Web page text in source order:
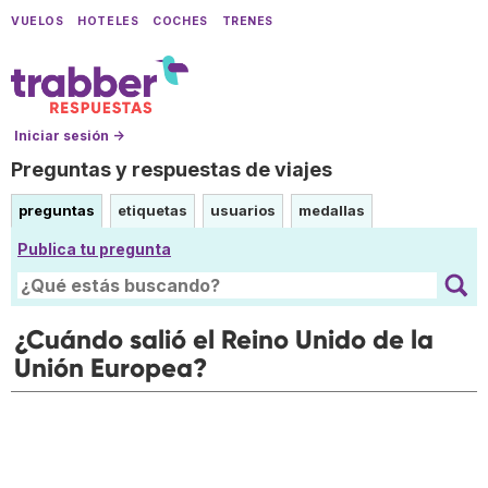
VUELOS HOTELES COCHES TRENES
Iniciar sesión →
Preguntas y respuestas de viajes
preguntas etiquetas usuarios medallas
Publica tu pregunta
¿Cuándo salió el Reino Unido de la
Unión Europea?